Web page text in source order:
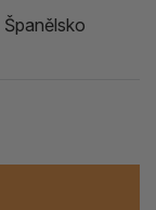
Španělsko